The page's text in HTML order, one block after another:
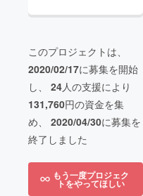
このプロジェクトは、
2020/02/17に募集を開始
し、 24人の支援により
131,760円の資金を集
め、 2020/04/30に募集を
終了しました
もう一度プロジェク
トをやってほしい